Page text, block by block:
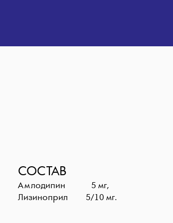
СОСТАВ
Амлодипин 5 мг,
Лизиноприл 5/10 мг.